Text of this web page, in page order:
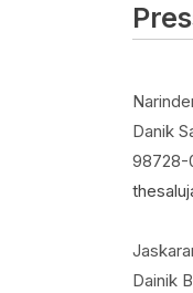
Danik
98728-
Dainik